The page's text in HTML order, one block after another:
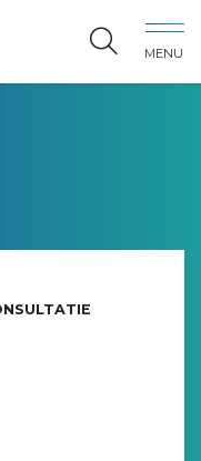
MENU